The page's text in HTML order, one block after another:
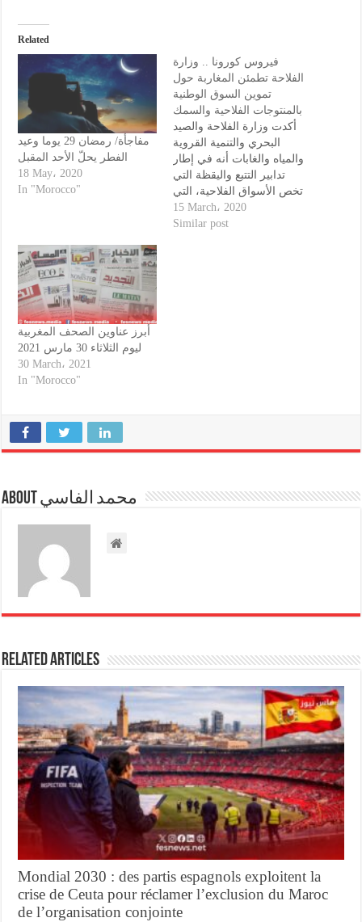
Related
مفاجأة/ رمضان 29 يوما وعيد
الفطر يحلّ الأحد المقبل
18 May، 2020
In "Morocco"
فيروس كورونا .. وزارة
الفلاحة تطمئن المغاربة حول
تموين السوق الوطنية
بالمنتوجات الفلاحية والسمك
أكدت وزارة الفلاحة والصيد
البحري والتنمية القروية
والمياه والغابات أنه في إطار
تدابير التتبع واليقظة التي
تخص الأسواق الفلاحية، التي
باشرتها الوزارة بالتنسيق مع
المهنيين، وبالنظر إلى السياق
15 March، 2020
Similar post
أبرز عناوين الصحف المغربية
ليوم الثلاثاء 30 مارس 2021
30 March، 2021
In "Morocco"
About محمد الفاسي
Related Articles
Mondial 2030 : des partis espagnols exploitent la
crise de Ceuta pour réclamer l’exclusion du Maroc
de l’organisation conjointe